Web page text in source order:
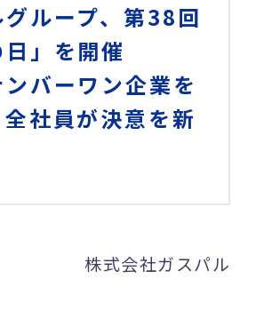
ループ、第38回
日」を開催
バーワン企業を
社員が決意を新
株式会社ガスパル